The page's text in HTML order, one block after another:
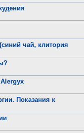
чай, клитория
Показания к